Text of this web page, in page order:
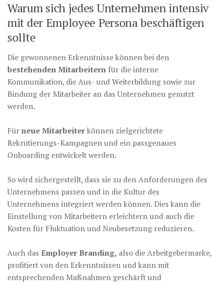
Warum sich jedes Unternehmen intensiv
mit der Employee Persona beschäftigen
sollte
Die gewonnenen Erkenntnisse können bei den
bestehenden Mitarbeitern für die interne
Kommunikation, die Aus- und Weiterbildung sowie zur
Bindung der Mitarbeiter an das Unternehmen genutzt
werden.
Fürneue Mitarbeiterkönnen zielgerichtete
Rekrutierungs-Kampagnen und ein passgenaues
Onboarding entwickelt werden.
So wird sichergestellt, dass sie zu den Anforderungen des
Unternehmens passen und in die Kultur des
Unternehmens integriert werden können. Dies kann die
Einstellung von Mitarbeitern erleichtern und auch die
Kosten für Fluktuation und Neubesetzung reduzieren.
Auch das Employer Branding, also die Arbeitgebermarke,
profitiert von den Erkenntnissen und kann mit
entsprechenden Maßnahmen geschärft und